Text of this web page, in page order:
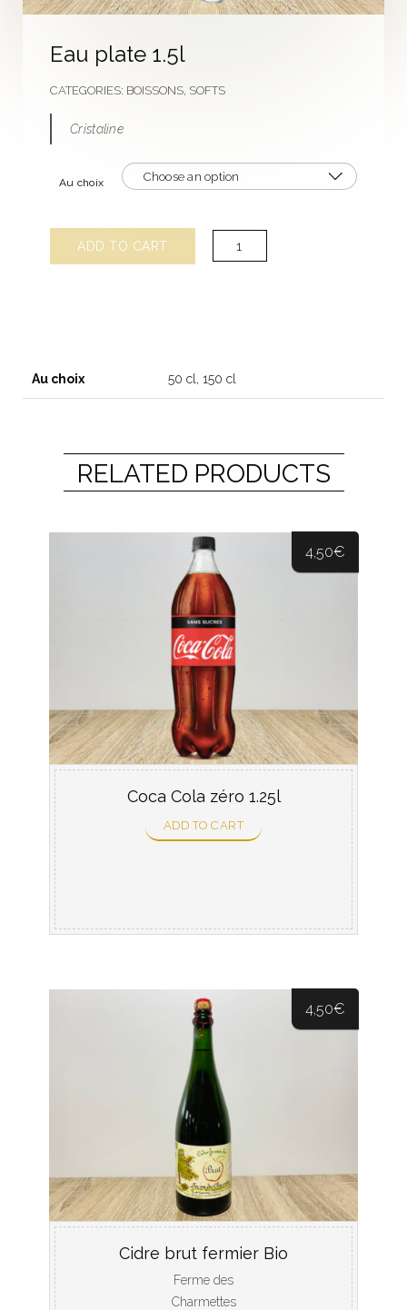
Eau plate 1.5l
CATEGORIES: BOISSONS SOFTS
Cristaline
Au choix
ADD TO CART
Au choix 50 cl, 150 cl
RELATED PRODUCTS
4,50€
Coca Cola zéro 1.25l
ADD TO CART
4,50€
Cidre brut fermier Bio
Ferme des
Charmettes